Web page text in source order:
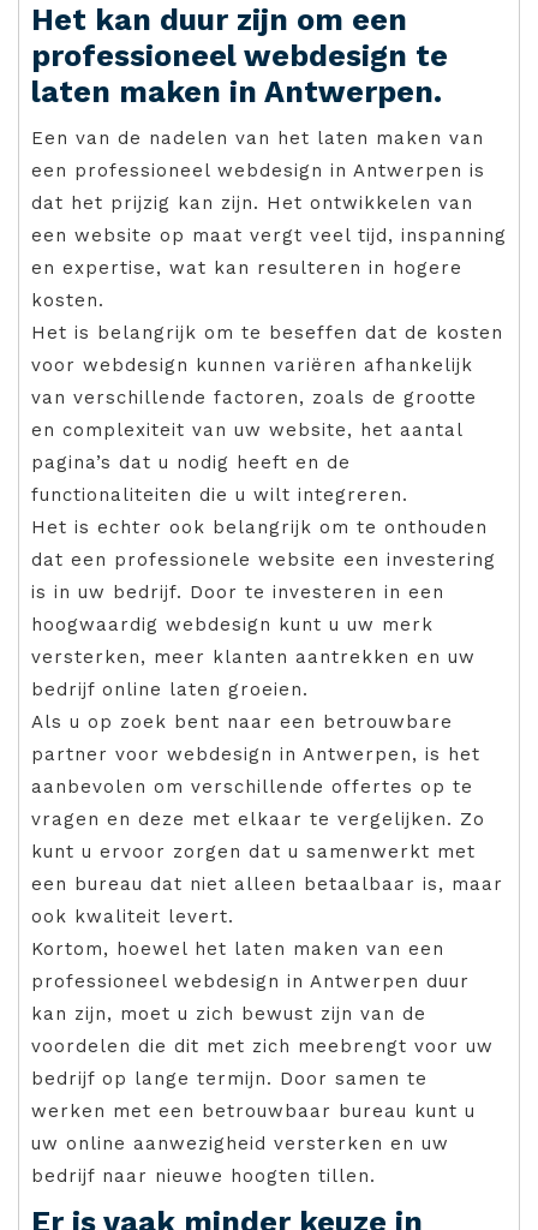
Het kan duur zijn om een
professioneel webdesign te
laten maken in Antwerpen.
Een van de nadelen van het laten maken van
een professioneel webdesign in Antwerpen is
dat het prijzig kan zijn. Het ontwikkelen van
een website op maat vergt veel tijd, inspanning
en expertise, wat kan resulteren in hogere
kosten.
Het is belangrijk om te beseffen dat de kosten
voor webdesign kunnen variëren afhankelijk
van verschillende factoren, zoals de grootte
en complexiteit van uw website, het aantal
pagina’s dat u nodig heeft en de
functionaliteiten die u wilt integreren.
Het is echter ook belangrijk om te onthouden
dat een professionele website een investering
is in uw bedrijf. Door te investeren in een
hoogwaardig webdesign kunt u uw merk
versterken, meer klanten aantrekken en uw
bedrijf online laten groeien.
Als u op zoek bent naar een betrouwbare
partner voor webdesign in Antwerpen, is het
aanbevolen om verschillende offertes op te
vragen en deze met elkaar te vergelijken. Zo
kunt u ervoor zorgen dat u samenwerkt met
een bureau dat niet alleen betaalbaar is, maar
ook kwaliteit levert.
Kortom, hoewel het laten maken van een
professioneel webdesign in Antwerpen duur
kan zijn, moet u zich bewust zijn van de
voordelen die dit met zich meebrengt voor uw
bedrijf op lange termijn. Door samen te
werken met een betrouwbaar bureau kunt u
uw online aanwezigheid versterken en uw
bedrijf naar nieuwe hoogten tillen.
Er is vaak minder keuze in